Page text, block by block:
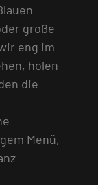
große
eng im
holen
die
Menü,